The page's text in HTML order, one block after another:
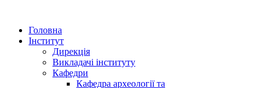
Головна
Інститут
Дирекція
Викладачі інституту
Кафедри
Кафедра археології та